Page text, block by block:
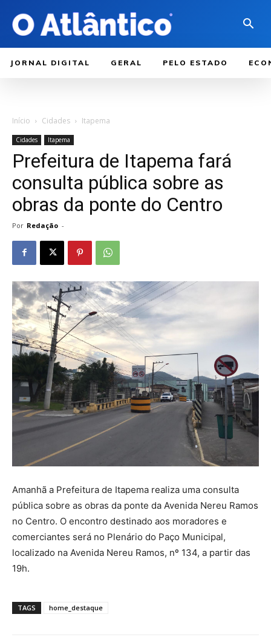
JORNAL DIGITAL GERAL PELO ESTADO
Início Cidades Itapema
Cidades Itapema
Prefeitura de Itapema fará
consulta pública sobre as
obras da ponte do Centro
Por Redação -
Amanhã a Prefeitura de Itapema realiza uma consulta
pública sobre as obras da ponte da Avenida Nereu Ramos
no Centro. O encontro destinado aos moradores e
comerciantes será no Plenário do Paço Municipal,
localizado na Avenida Nereu Ramos, nº 134, a partir das
19h.
TAGS home_destaque